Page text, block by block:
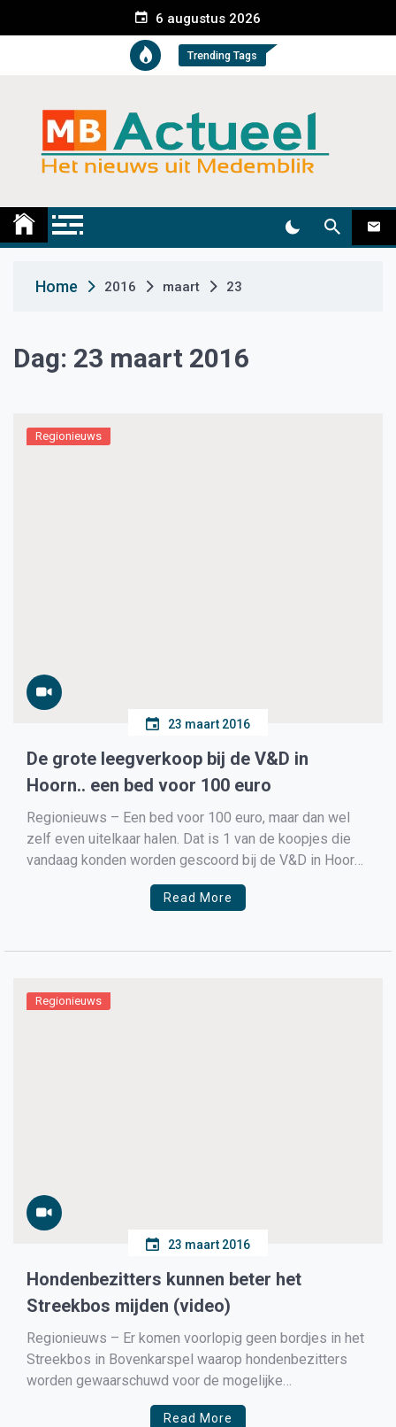
e
t
6 augustus 2026
Trending Tags
Medemblik Actueel
Home 2016 maart 23
Dag: 23 maart 2016
Regionieuws
23 maart 2016
De grote leegverkoop bij de V&D in
Hoorn.. een bed voor 100 euro
Regionieuws – Een bed voor 100 euro, maar dan wel
zelf even uitelkaar halen. Dat is 1 van de koopjes die
vandaag konden worden gescoord bij de V&D in Hoorn.
De winkel is nog even open om de voorraden die er
nog tegen bodemprijzen te verkopen. Daarna sluit de
Read More
Regionieuws
23 maart 2016
Hondenbezitters kunnen beter het
Streekbos mijden (video)
Regionieuws – Er komen voorlopig geen bordjes in het
Streekbos in Bovenkarspel waarop hondenbezitters
worden gewaarschuwd voor de mogelijke
aanwezigheid van de ziekte van Weil. En dat tot groot
verdriet van Judith Kramer uit Andijk, die afgelopen
Read More